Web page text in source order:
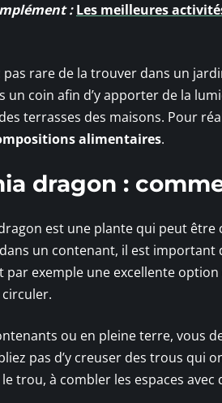
: Les meilleures
pas rare de la trouver dans un
un coin afin d’y apporter de la
terrasses des maisons. Pour
alimentaires.
dragon :
est une plante qui peut
un contenant, il est
par exemple une excellente option
circuler.
ou en pleine terre, vous
pas d’y creuser des trous qui
trou, à combler les espaces